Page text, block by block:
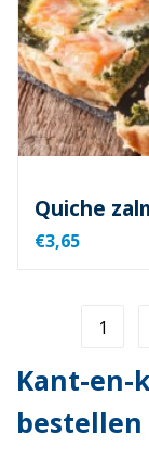
Quiche
€3,65
1
Kant-en-
bestellen